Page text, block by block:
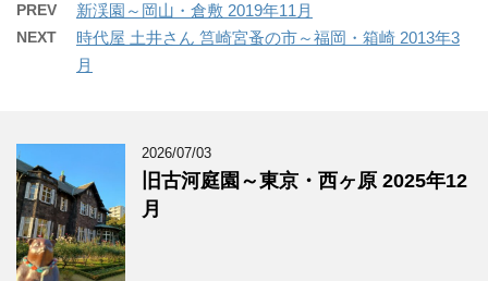
PREV 新渓園～岡山・倉敷 2019年11月
NEXT
時代屋 土井さん 筥崎宮蚤の市～福岡・箱崎 2013年3
月
2026/07/03
旧古河庭園～東京・西ヶ原 2025年12
月